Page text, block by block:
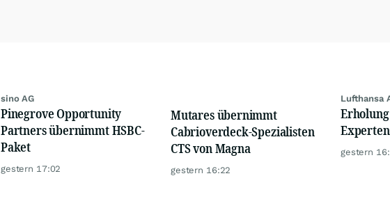
sino AG
Pinegrove Opportunity
Partners übernimmt HSBC-
Paket
gestern 17:02
Mutares übernimmt
Cabrioverdeck-Spezialisten
CTS von Magna
gestern 16:22
Lufthansa
gestern